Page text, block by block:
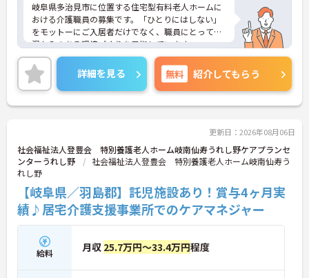
岐阜県多治見市に位置する住宅型有料老人ホームに
おける介護職員の募集です。「ひとりにはしない」
をモットーにご入居者だけでなく、職員にとっても
温かみのある環境づくりを目指しています。
ご利用者一人ひとりに寄り添って介護サービスを提
供していただける方を募集しています。これまでの
介護業務を活かしながら業務できる職場環境です。
ご興味のある方には、面接対策ポイントなど、さら
に詳細をお話しいたしますのでお気軽にご相談くだ
詳細を見る 無料 紹介してもらう
更新日：2026年08月06日
社会福祉法人登豊会 特別養護老人ホーム岐南仙寿うれし野ケアプランセ
ンターうれし野
社会福祉法人登豊会 特別養護老人ホーム岐南仙寿う
れし野
【岐阜県／羽島郡】託児施設あり！賞与4ヶ月実
績♪居宅介護支援事業所でのケアマネジャー
給料 月収 25.7万円～33.4万円程度